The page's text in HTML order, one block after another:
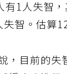
有1人失智
失智。估算
，目前的失